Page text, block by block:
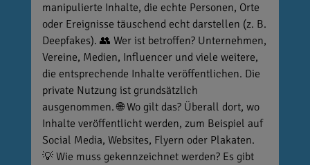
manipulierte Inhalte, die echte Personen, Orte
oder Ereignisse täuschend echt darstellen (z. B.
Deepfakes). 👥 Wer ist betroffen? Unternehmen,
Vereine, Medien, Influencer und viele weitere,
die entsprechende Inhalte veröffentlichen. Die
private Nutzung ist grundsätzlich
ausgenommen. 🌐 Wo gilt das? Überall dort, wo
Inhalte veröffentlicht werden, zum Beispiel auf
Social Media, Websites, Flyern oder Plakaten.
💡 Wie muss gekennzeichnet werden? Es gibt